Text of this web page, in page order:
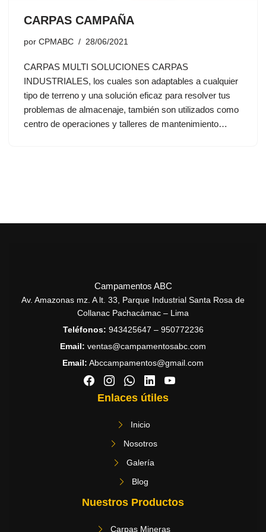
CARPAS CAMPAÑA
por CPMABC 28/06/2021
CARPAS MULTI SOLUCIONES CARPAS
INDUSTRIALES, los cuales son adaptables a cualquier
tipo de terreno y una solución eficaz para resolver tus
problemas de almacenaje, también son utilizados como
centro de operaciones y talleres de mantenimiento…
Campamentos ABC
Av. Amazonas mz. A lt. 33, Parque Industrial Santa Rosa de
Collanac Pachacámac – Lima
Teléfonos: 943425647 – 950772236
Email: ventas@campamentosabc.com
Email: Abccampamentos@gmail.com
Enlaces útiles
Inicio
Nosotros
Galería
Blog
Nuestros Productos
Carpas Mineras